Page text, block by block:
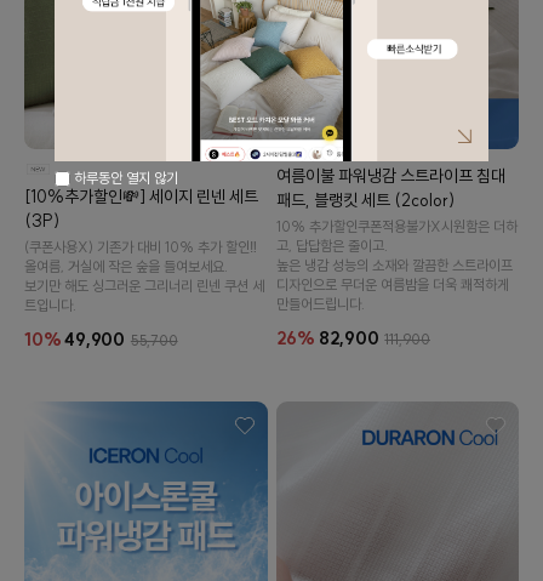
[10%추가할인💸] 세이지 린넨 세트
(3P)
(쿠폰사용X) 기존가 대비 10% 추가 할인‼️
올여름, 거실에 작은 숲을 들여보세요.
보기만 해도 싱그러운 그리너리 린넨 쿠션 세
트입니다.
10%49,900 55,700
여름이불 파워냉감 스트라이프 침대
패드, 블랭킷 세트 (2color)
10% 추가할인️쿠폰적용불가X️시원함은 더하
고, 답답함은 줄이고.
높은 냉감 성능의 소재와 깔끔한 스트라이프
디자인으로 무더운 여름밤을 더욱 쾌적하게
만들어드립니다.
26% 82,900 111,900
하루동안 열지 않기